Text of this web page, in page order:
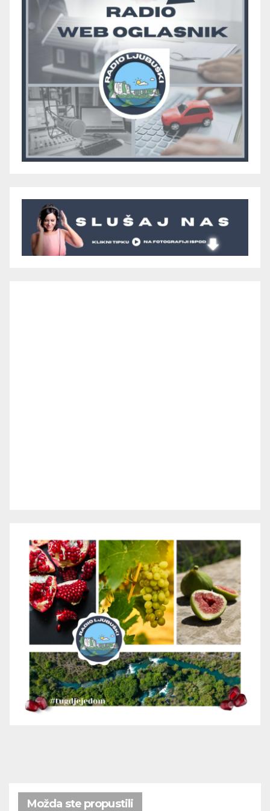
Možda ste propustili